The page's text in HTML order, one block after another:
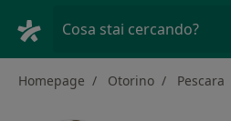
Cosa stai cercando?
Homepage Otorino Pescara